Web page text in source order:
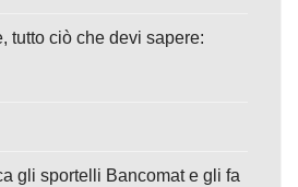
tutto ciò che devi sapere:
gli sportelli Bancomat e gli fa